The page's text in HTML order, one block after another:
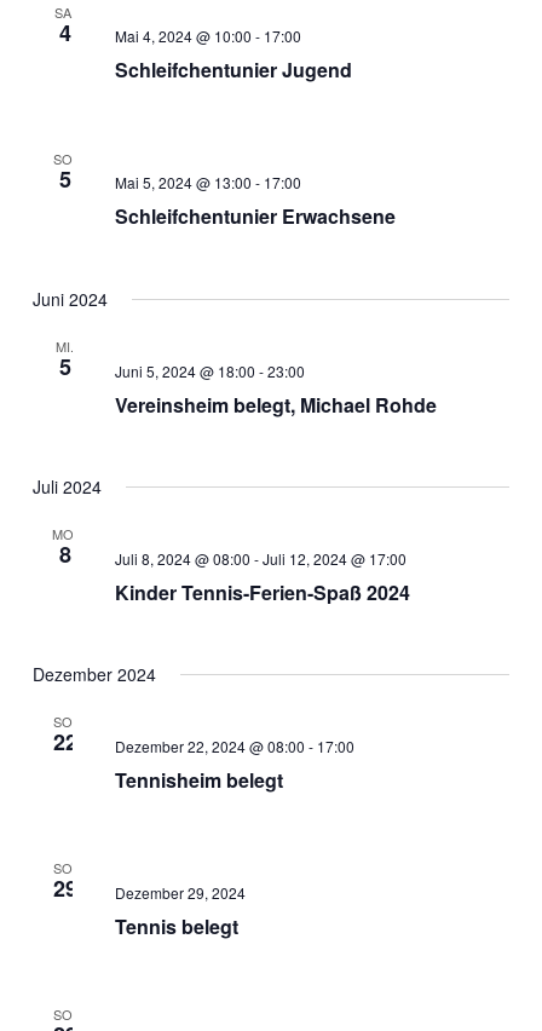
SA.
4 Mai 4, 2024 @ 10:00 - 17:00
Schleifchentunier Jugend
SO.
5 Mai 5, 2024 @ 13:00 - 17:00
Schleifchentunier Erwachsene
Juni 2024
MI.
5 Juni 5, 2024 @ 18:00 -23:00
Vereinsheim belegt, Michael Rohde
Juli 2024
MO.
8 Juli 8, 2024 @ 08:00 -Juli 12, 2024 @ 17:00
Kinder Tennis-Ferien-Spaß 2024
Dezember 2024
SO.
22 Dezember 22, 2024 @ 08:00 - 17:00
Tennisheim belegt
SO.
29 Dezember 29, 2024
Tennis belegt
SO.